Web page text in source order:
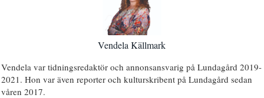
Vendela Källmark
Vendela var tidningsredaktör och annonsansvarig på Lundagård 2019-
2021. Hon var även reporter och kulturskribent på Lundagård sedan
våren 2017.